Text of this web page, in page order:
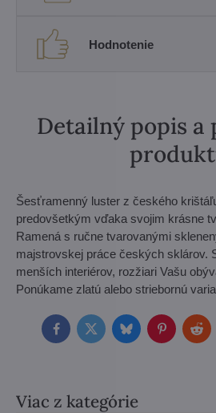
Hodnotenie
Detailný popis a
Šesťramenný luster z českého
predovšetkým vďaka svojim krásne
Ramená s ručne tvarovanými
majstrovskej práce českých sklárov.
menších interiérov, rozžiari Vašu
Ponúkame zlatú alebo striebornú
FacebookTwitterBlueskyPinterest
Viac z kategórie